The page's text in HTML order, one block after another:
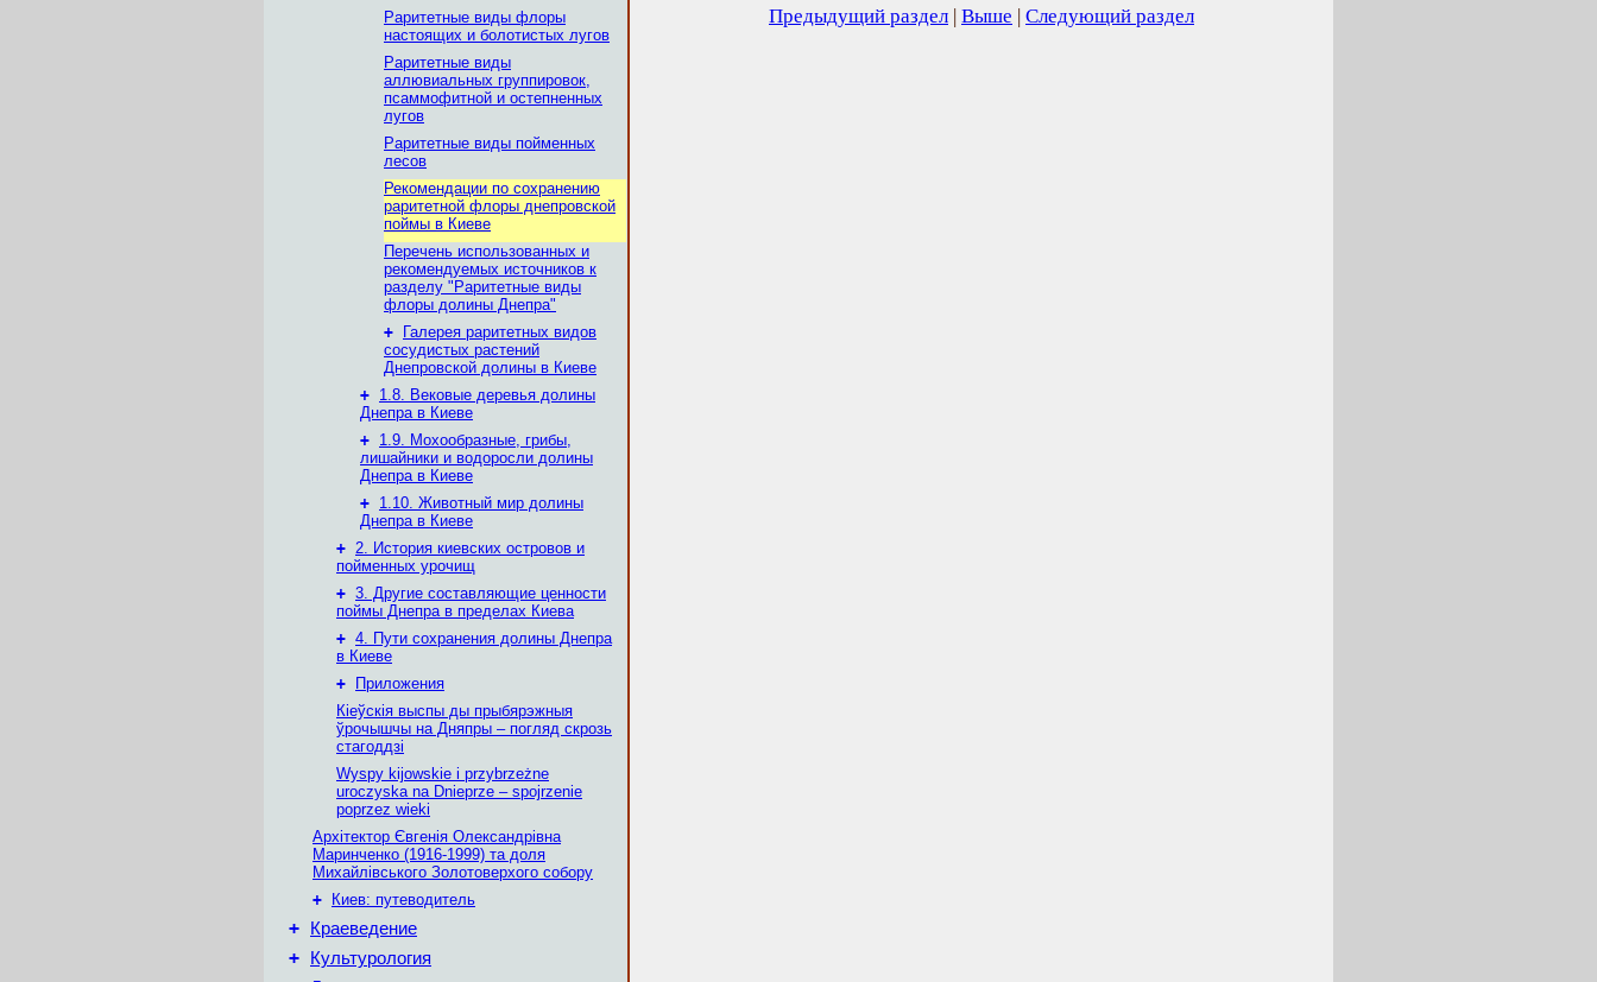
Раритетные виды флоры
настоящих и болотистых лугов
Раритетные виды
аллювиальных группировок,
псаммофитной и остепненных
лугов
Раритетные виды пойменных
лесов
Рекомендации по сохранению
раритетной флоры днепровской
поймы в Киеве
Перечень использованных и
рекомендуемых источников к
разделу "Раритетные виды
флоры долины Днепра"
+
Галерея раритетных видов
сосудистых растений
Днепровской долины в Киеве
+ 1.8. Вековые деревья долины
Днепра в Киеве
+ 1.9. Мохообразные, грибы,
лишайники и водоросли долины
Днепра в Киеве
+ 1.10. Животный мир долины
Днепра в Киеве
+ 2. История киевских островов и
пойменных урочищ
+ 3. Другие составляющие ценности
поймы Днепра в пределах Киева
+ 4. Пути сохранения долины Днепра
в Киеве
+
Приложения
Кіеўскія выспы ды прыбярэжныя
ўрочышчы на Дняпры – погляд скрозь
стагоддзі
Wyspy kijowskie i przybrzeżne
uroczyska na Dnieprze – spojrzenie
poprzez wieki
Архітектор Євгенія Олександрівна
Маринченко (1916-1999) та доля
Михайлівського Золотоверхого собору
+
Киев: путеводитель
+ Краеведение
+ Культурология
Предыдущий раздел | Выше | Следующий раздел